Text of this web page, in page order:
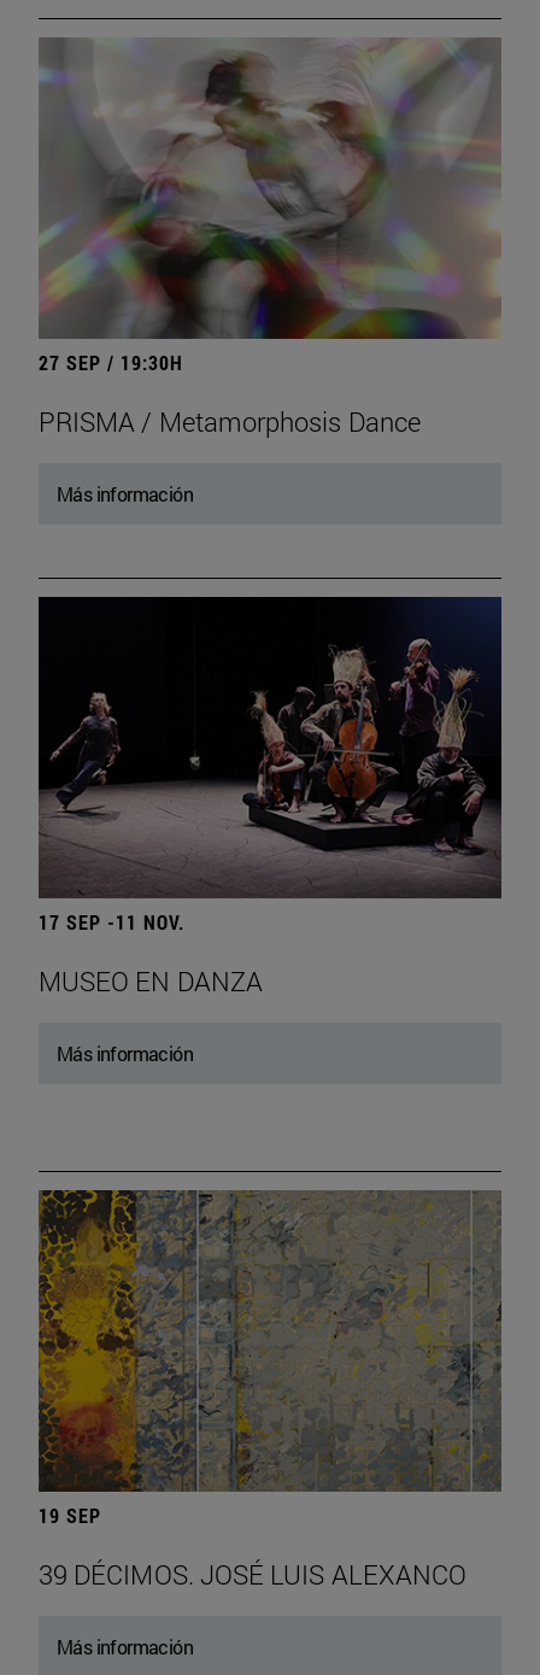
27 SEP / 19:30H
PRISMA / Metamorphosis Dance
Más información
17 SEP -11 NOV.
MUSEO EN DANZA
Más información
19 SEP
39 DÉCIMOS. JOSÉ LUIS ALEXANCO
Más información